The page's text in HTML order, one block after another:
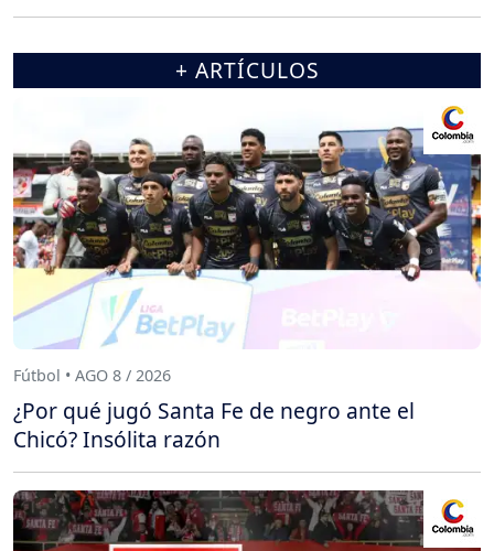
+ ARTÍCULOS
Fútbol • AGO 8 / 2026
¿Por qué jugó Santa Fe de negro ante el
Chicó? Insólita razón